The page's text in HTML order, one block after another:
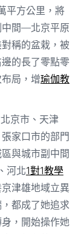
平方公里，將
間—北京平原
稱的盆栽，被
的長了零點零
局，增瑜伽教
京市、天津
家口市的部門
與城市副中間
河北1對1教學
津雄地域立異
都成了她追求
，開始操作她